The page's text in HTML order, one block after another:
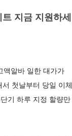
지금 지원하세
액알바 일한 대가가
첫날부터 당일 이체
기 하루 지정 할량만